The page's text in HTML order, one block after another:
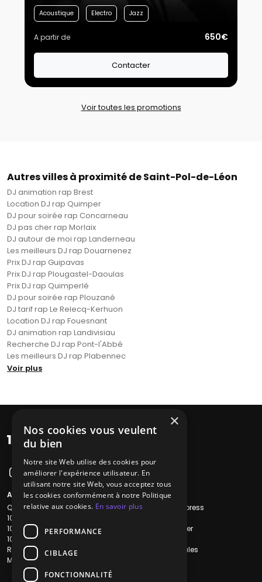
Acoustique Electro Jazz
A partir de 650€
Contacter
Voir toutes les promotions
Autres villes à proximité de Saint-Pol-de-Léon
DJ animation rap Brest
Location DJ rap Quimper
DJ pour soirée rap Concarneau
DJ pas cher rap Morlaix
DJ autour de moi rap Landerneau
Les meilleurs DJ rap Douarnenez
Prix DJ rap Guipavas
Prix DJ rap Plougastel-Daoulas
Prix DJ rap Quimperlé
DJ pour soirée rap Plouzané
DJ tarif rap Le Relecq-Kerhuon
Location DJ rap Fouesnant
DJ animation rap Landivisiau
Recherche DJ rap Pont-l'Abbé
Les meilleurs DJ rap Plabennec
Voir plus
A propos
Qui sommes-nous ?
1001Salles
1001Salles PRO
1001Traiteurs
Reserverunbar
MP2
Liens utiles
Recherche Express
Nous contacter
Mentions légales
×
Nos cookies vous veulent
du bien
Notre site Web utilise des cookies pour
améliorer l'expérience utilisateur. En
utilisant notre site Web, vous acceptez tous
les cookies conformément à notre Politique
relative aux cookies. En savoir plus
PERFORMANCE
CIBLAGE
FONCTIONNALITÉ